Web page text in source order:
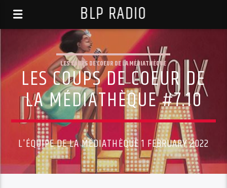
BLP RADIO
LES COUPS DE COEUR DE LA MÉDIATHÈQUE
LES COUPS DE COEUR DE
LA MÉDIATHÈQUE #7.10
L'ÉQUIPE DE LA MÉDIATHÈQUE 1 FEBRUARY 2022